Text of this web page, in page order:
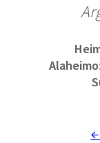
Alaheimo